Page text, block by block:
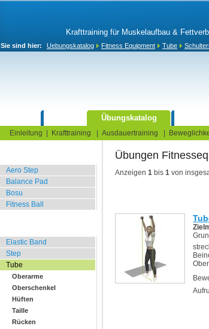
Krafttraining für Muskelaufbau &
Sie sind hier: Uebungskatalog Fitness Equipment Tube
Übungskatalog
Einleitung Krafttraining Ausdauertraining
Aero Step
Balance Pad
Bosu
Fitness Ball
Elastic Band
Step
Tube
Oberarme
Oberschenkel
Hüften
Taille
Rücken
Übungen
Anzeigen 1 bis 1 von